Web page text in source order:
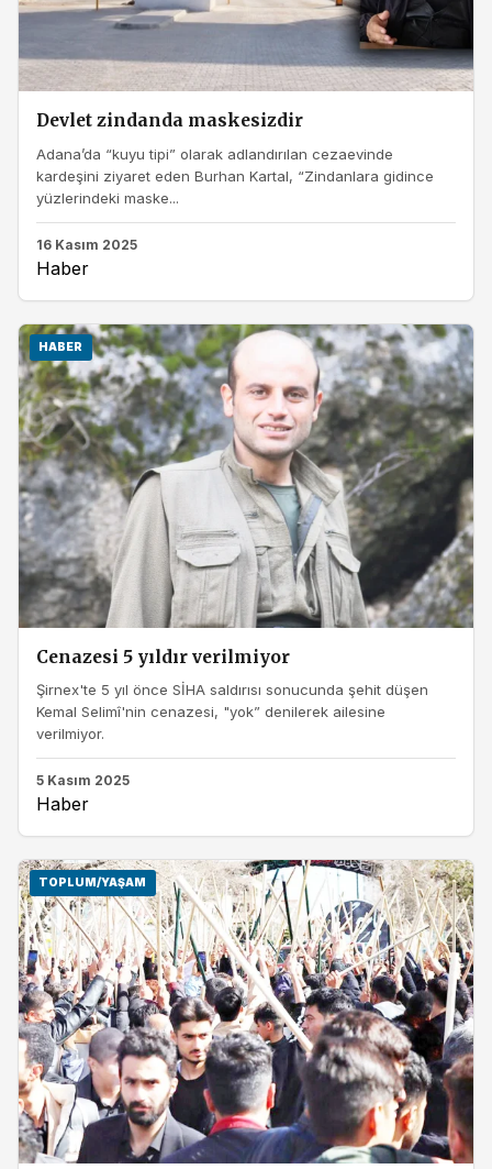
Devlet zindanda maskesizdir
Adana’da “kuyu tipi” olarak adlandırılan cezaevinde
kardeşini ziyaret eden Burhan Kartal, “Zindanlara gidince
yüzlerindeki maske...
16 Kasım 2025
Haber
HABER
Cenazesi 5 yıldır verilmiyor
Şirnex'te 5 yıl önce SİHA saldırısı sonucunda şehit düşen
Kemal Selimî'nin cenazesi, "yok” denilerek ailesine
verilmiyor.
5 Kasım 2025
Haber
TOPLUM/YAŞAM